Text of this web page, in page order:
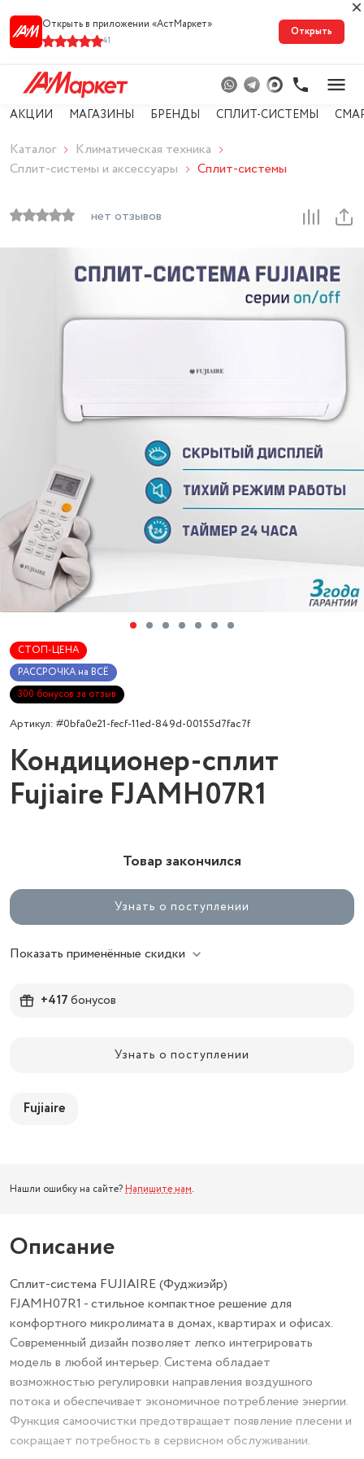
Открыть в приложении «АстМарке‪т‬»
41
Открыть
АКЦИИ МАГАЗИНЫ БРЕНДЫ СПЛИТ-СИСТЕМЫ
Каталог
Климатическая техника
Сплит-системы и аксессуары
Сплит-системы
нет отзывов
СТОП-ЦЕНА
РАССРОЧКА на ВСЁ
300 бонусов за отзыв
Артикул: #0bfa0e21-fecf-11ed-849d-00155d7fac7f
Кондиционер-сплит
Fujiaire FJAMH07R1
Товар закончился
Узнать о поступлении
Показать применённые скидки
+417бонусов
Узнать о поступлении
Fujiaire
Нашли ошибку на сайте? Напишите нам.
Описание
Сплит-система FUJIAIRE (Фуджиэйр)
FJAMH07R1 - стильное компактное решение для
комфортного микролимата в домах, квартирах и офисах.
Современный дизайн позволяет легко интегрировать
модель в любой интерьер. Система обладает
возможностью регулировки направления воздушного
потока и обеспечивает экономичное потребление энергии.
Функция самоочистки предотвращает появление плесени и
сокращает потребность в сервисном обслуживании.